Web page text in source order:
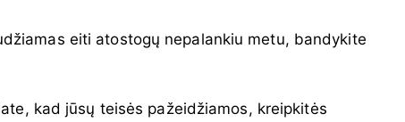
eiti atostogų nepalankiu metu, bandykite
kad jūsų teisės pažeidžiamos, kreipkitės